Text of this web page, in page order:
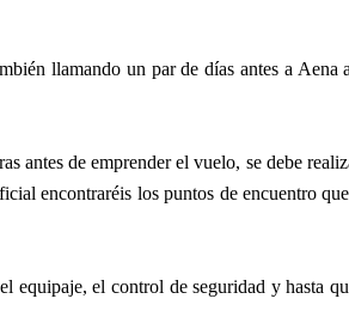
llamando un par de días antes a Aena
antes de emprender el vuelo, se debe
encontraréis los puntos de encuentro
equipaje, el control de seguridad y hasta